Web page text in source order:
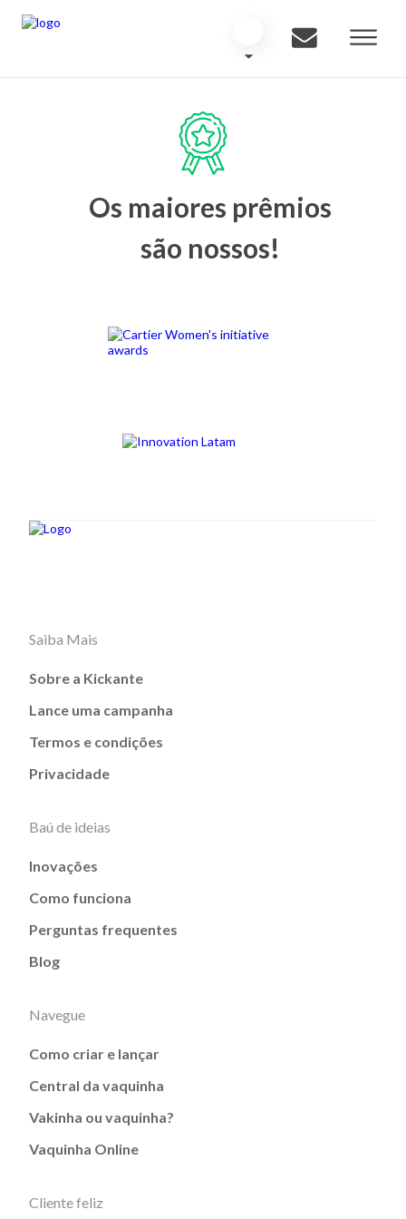
Os maiores prêmios
são nossos!
Saiba Mais
Sobre a Kickante
Lance uma campanha
Termos e condições
Privacidade
Baú de ideias
Inovações
Como funciona
Perguntas frequentes
Blog
Navegue
Como criar e lançar
Central da vaquinha
Vakinha ou vaquinha?
Vaquinha Online
Cliente feliz